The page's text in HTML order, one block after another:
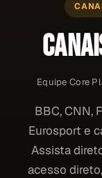
Equipe Core
BBC, CNN,
Eurosport e
Assista
acesso